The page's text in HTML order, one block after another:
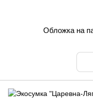
Обложка на